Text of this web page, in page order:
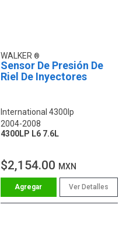
WALKER
Sensor De Presión De
Riel De Inyectores
International 4300lp
2004-2008
4300LP L6 7.6L
$2,154.00 MXN
Ver Detalles